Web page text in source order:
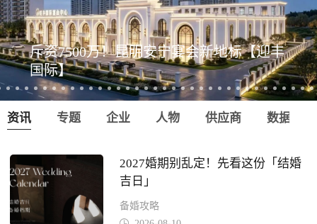
斥资7500万！昆明安宁宴会新地标【迎丰
国际】
资讯 专题 企业 人物 供应商 数据
2027婚期别乱定！先看这份「结婚
吉日」
备婚攻略